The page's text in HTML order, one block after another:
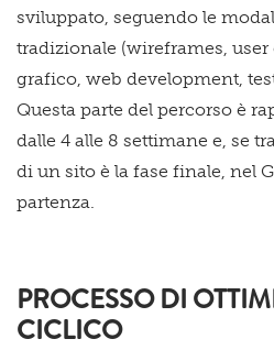
sviluppato, seguendo le
tradizionale (wireframes,
grafico, web development,
Questa parte del percorso è
dalle 4 alle 8 settimane e, se
di un sito è la fase finale, nel
partenza.
PROCESSO DI
CICLICO